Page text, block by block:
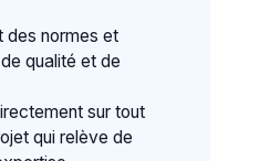
des normes et
qualité et de
sur tout
qui relève de